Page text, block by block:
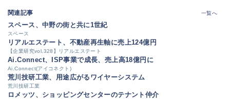
関連記事 一覧へ
スペース、中野の街と共に1世紀
スペース
リアルエステート、不動産再生軸に売上124億円
【企業研究vol.328】リアルエステート
Ai.Connect、ISP事業で成長、売上高18億円に
Ai.Connect(アイコネクト)
荒川技研工業、用途広がるワイヤーシステム
荒川技研工業
ロメッツ、ショッピングセンターのテナント仲介